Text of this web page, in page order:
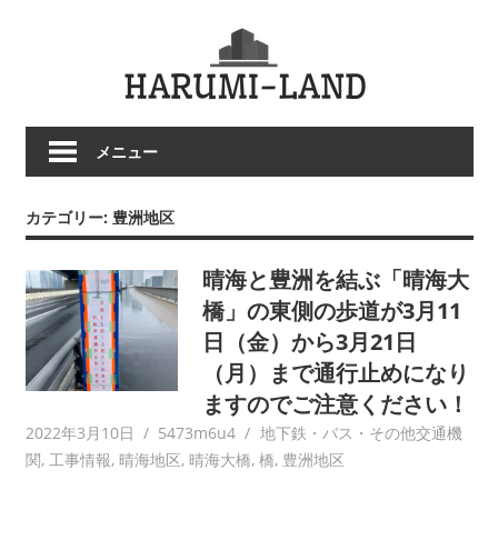
メニュー
カテゴリー: 豊洲地区
晴海と豊洲を結ぶ「晴海大
橋」の東側の歩道が3月11
日（金）から3月21日
（月）まで通行止めになり
ますのでご注意ください！
2022年3月10日 5473m6u4
地下鉄・バス・その他交通機
関, 工事情報, 晴海地区, 晴海大橋, 橋, 豊洲地区